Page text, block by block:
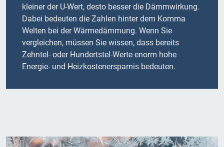
kleiner der U-Wert, desto besser die Dämmwirkung.
Dabei bedeuten die Zahlen hinter dem Komma
Welten bei der Wärmedämmung. Wenn Sie
vergleichen, müssen Sie wissen, dass bereits
Zehntel- oder Hundertstel-Werte enorm hohe
Energie- und Heizkostenersparnis bedeuten.